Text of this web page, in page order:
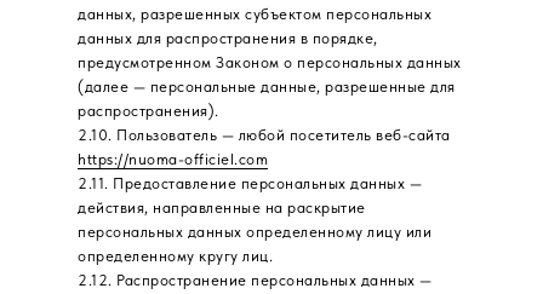
данных, разрешенных субъектом персональных
данных для распространения в порядке,
предусмотренном Законом о персональных данных
(далее — персональные данные, разрешенные для
распространения).
2.10. Пользователь — любой посетитель веб-сайта
https://nuoma-officiel.com
2.11. Предоставление персональных данных —
действия, направленные на раскрытие
персональных данных определенному лицу или
определенному кругу лиц.
2.12. Распространение персональных данных —